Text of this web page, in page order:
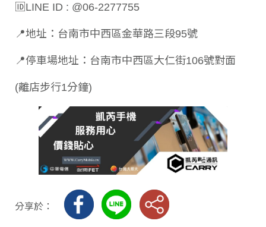
🆔LINE ID : @06-2277755
📍地址：台南市中西區金華路三段95號
📍停車場地址：台南市中西區大仁街106號對面
(離店步行1分鐘)
分享於：